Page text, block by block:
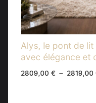
Alys, le pont de
avec élégance et
2809,00 € – 2819,00